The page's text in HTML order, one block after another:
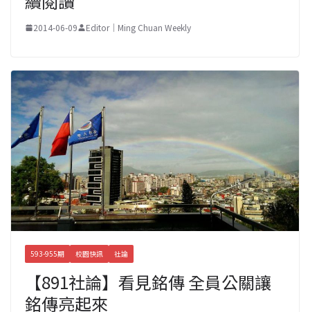
2014-06-09 Editor｜Ming Chuan Weekly
593-955期 校園快訊 社論
【891社論】看見銘傳 全員公關讓
銘傳亮起來